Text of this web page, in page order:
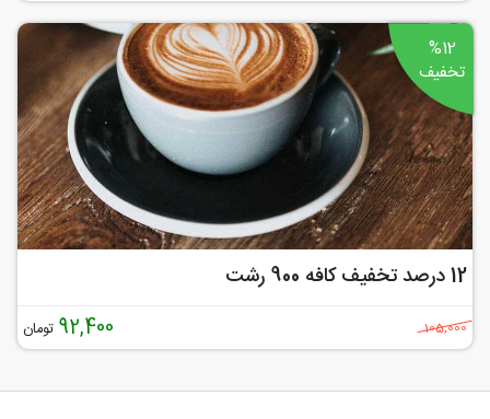
%12
تخفیف
12 درصد تخفیف کافه 900 رشت
105,000
92,400 تومان